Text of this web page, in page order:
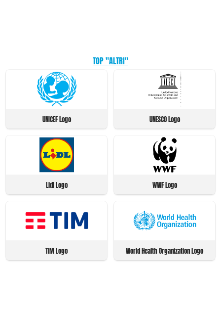
TOP "ALTRI"
UNICEF Logo UNESCO Logo
Lidl Logo WWF Logo
TIM Logo World Health Organization Logo